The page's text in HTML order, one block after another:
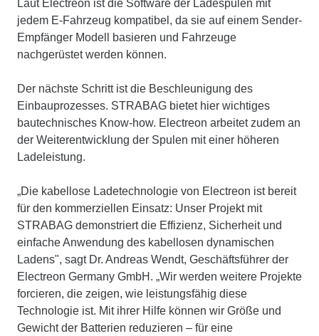
Laut Electreon ist die Software der Ladespulen mit
jedem E-Fahrzeug kompatibel, da sie auf einem Sender-
Empfänger Modell basieren und Fahrzeuge
nachgerüstet werden können.
Der nächste Schritt ist die Beschleunigung des
Einbauprozesses. STRABAG bietet hier wichtiges
bautechnisches Know-how. Electreon arbeitet zudem an
der Weiterentwicklung der Spulen mit einer höheren
Ladeleistung.
„Die kabellose Ladetechnologie von Electreon ist bereit
für den kommerziellen Einsatz: Unser Projekt mit
STRABAG demonstriert die Effizienz, Sicherheit und
einfache Anwendung des kabellosen dynamischen
Ladens", sagt Dr. Andreas Wendt, Geschäftsführer der
Electreon Germany GmbH. „Wir werden weitere Projekte
forcieren, die zeigen, wie leistungsfähig diese
Technologie ist. Mit ihrer Hilfe können wir Größe und
Gewicht der Batterien reduzieren – für eine